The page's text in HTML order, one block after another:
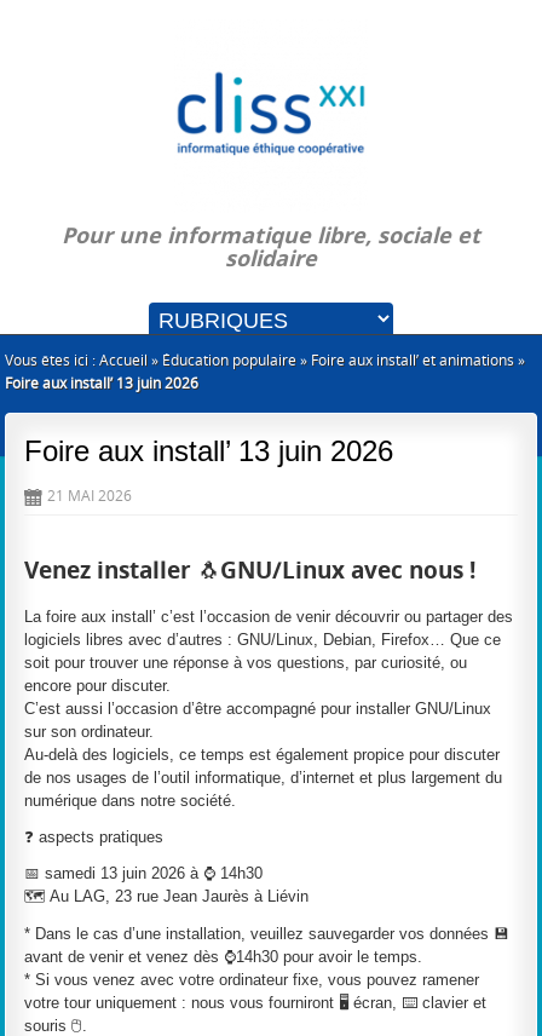
Pour une informatique libre, sociale et
solidaire
Vous êtes ici :Accueil » Éducation populaire » Foire aux install’ et animations »
Foire aux install’ 13 juin 2026
Foire aux install’ 13 juin 2026
D 21 MAI 2026
Venez installer 🐧GNU/Linux avec nous !
La foire aux install’ c’est l’occasion de venir découvrir ou partager des
logiciels libres avec d’autres : GNU/Linux, Debian, Firefox… Que ce
soit pour trouver une réponse à vos questions, par curiosité, ou
encore pour discuter.
C’est aussi l’occasion d’être accompagné pour installer GNU/Linux
sur son ordinateur.
Au-delà des logiciels, ce temps est également propice pour discuter
de nos usages de l’outil informatique, d’internet et plus largement du
numérique dans notre société.
❓ aspects pratiques
📅 samedi 13 juin 2026 à ⌚ 14h30
🗺️ Au LAG, 23 rue Jean Jaurès à Liévin
* Dans le cas d’une installation, veuillez sauvegarder vos données 💾
avant de venir et venez dès ⌚14h30 pour avoir le temps.
* Si vous venez avec votre ordinateur fixe, vous pouvez ramener
votre tour uniquement : nous vous fourniront 🖥️ écran, ⌨️ clavier et
souris 🖰.